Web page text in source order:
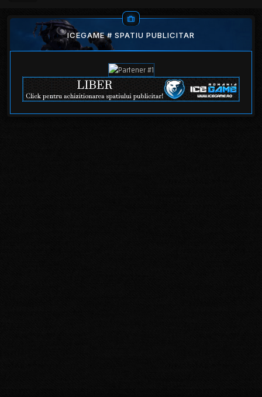
ICEGAME # SPATIU PUBLICITAR